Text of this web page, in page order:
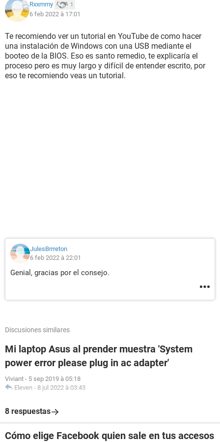
Rxxmmy 1
6 feb 2022 à 17:01
Te recomiendo ver un tutorial en YouTube de como hacer
una instalación de Windows con una USB mediante el
booteo de la BIOS. Eso es santo remedio, te explicaría el
proceso pero es muy largo y difícil de entender escrito, por
eso te recomiendo veas un tutorial.
JulesBrrreton
6 feb 2022 à 22:01
Genial, gracias por el consejo.
Discusiones similares
Mi laptop Asus al prender muestra 'System
power error please plug in ac adapter'
Viviant - 5 sep 2019 à 05:18
Eleven - 8 jul 2022 à 03:43
8 respuestas
Cómo elige Facebook quien sale en tus accesos